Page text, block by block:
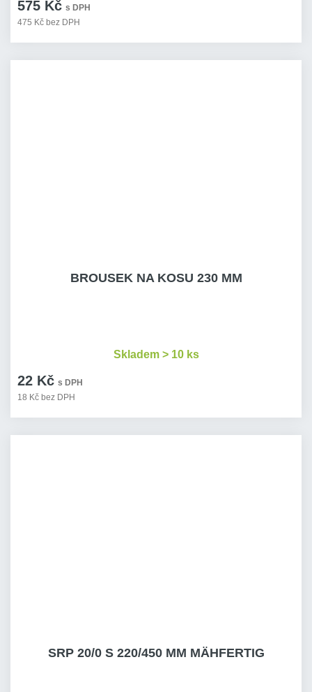
575 Kč s DPH
475 Kč bez DPH
BROUSEK NA KOSU 230 MM
22 Kč s DPH
18 Kč bez DPH
Skladem > 10 ks
SRP 20/0 S 220/450 MM MÄHFERTIG